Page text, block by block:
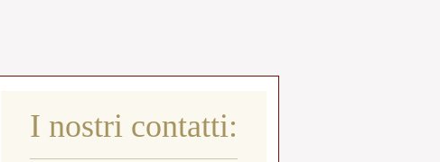
I nostri contatti: